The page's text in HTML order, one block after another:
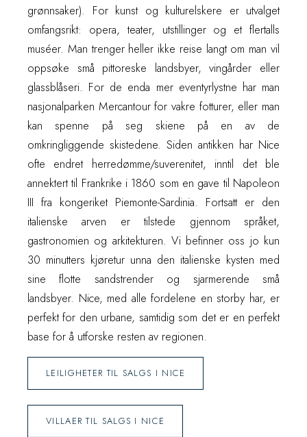
grønnsaker). For kunst og kulturelskere er utvalget
omfangsrikt: opera, teater, utstillinger og et flertalls
muséer. Man trenger heller ikke reise langt om man vil
oppsøke små pittoreske landsbyer, vingårder eller
glassblåseri. For de enda mer eventyrlystne har man
nasjonalparken Mercantour for vakre fotturer, eller man
kan spenne på seg skiene på en av de
omkringliggende skistedene. Siden antikken har Nice
ofte endret herredømme/suverenitet, inntil det ble
annektert til Frankrike i 1860 som en gave til Napoleon
III fra kongeriket Piemonte-Sardinia. Fortsatt er den
italienske arven er tilstede gjennom språket,
gastronomien og arkitekturen. Vi befinner oss jo kun
30 minutters kjøretur unna den italienske kysten med
sine flotte sandstrender og sjarmerende små
landsbyer. Nice, med alle fordelene en storby har, er
perfekt for den urbane, samtidig som det er en perfekt
base for å utforske resten av regionen.
LEILIGHETER TIL SALGS I NICE
VILLAER TIL SALGS I NICE